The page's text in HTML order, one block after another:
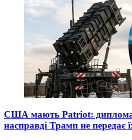
США мають Patriot:
насправді Трамп не передає